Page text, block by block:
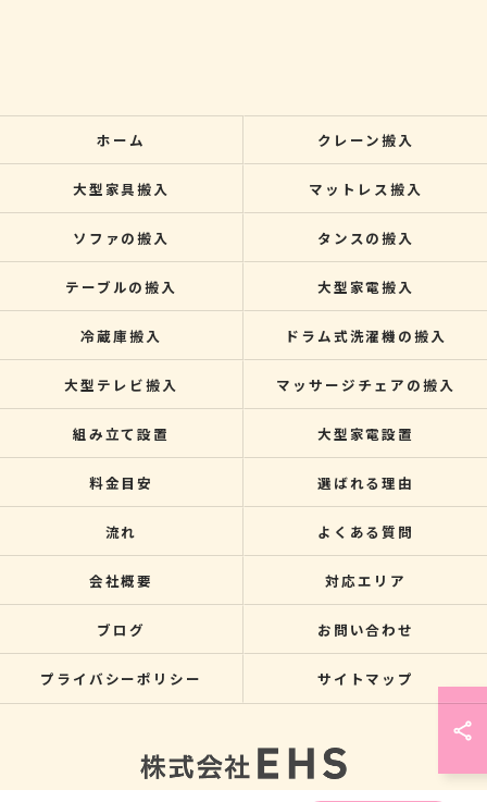
ホーム クレーン搬入
大型家具搬入 マットレス搬入
ソファの搬入 タンスの搬入
テーブルの搬入 大型家電搬入
冷蔵庫搬入 ドラム式洗濯機の搬入
大型テレビ搬入 マッサージチェアの搬入
組み立て設置 大型家電設置
料金目安 選ばれる理由
流れ よくある質問
会社概要 対応エリア
ブログ お問い合わせ
プライバシーポリシー サイトマップ